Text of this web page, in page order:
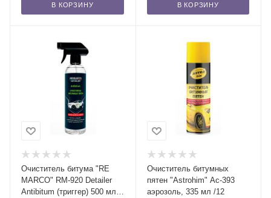
В КОРЗИНУ В КОРЗИНУ
Очиститель битума "RE
MARCO" RM-920 Detailer
Antibitum (триггер) 500 мл /
Очиститель битумных
пятен "Astrohim" Ас-393
аэрозоль, 335 мл /12